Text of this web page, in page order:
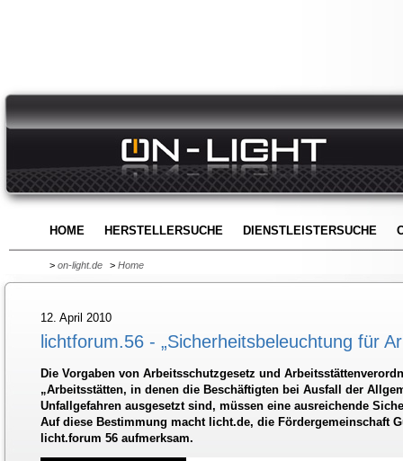
HOME HERSTELLERSUCHE DIENSTLEISTERSUCHE
> on-light.de > Home
12. April 2010
lichtforum.56 - „Sicherheitsbeleuchtung für
Die Vorgaben von Arbeitsschutzgesetz und
„Arbeitsstätten, in denen die Beschäftigten bei Ausfall der
Unfallgefahren ausgesetzt sind, müssen eine ausreichende
Auf diese Bestimmung macht licht.de, die Fördergemeinschaft
licht.forum 56 aufmerksam.